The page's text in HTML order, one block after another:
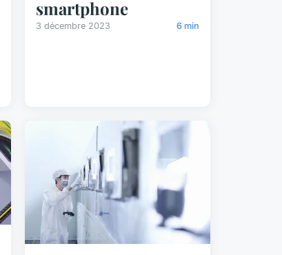
smartphone
3 décembre 2023 6 min